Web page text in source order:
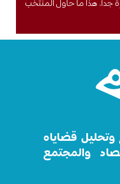
هذا ما حاول المنتخب
وتحليل قضاياه
والمجتمع